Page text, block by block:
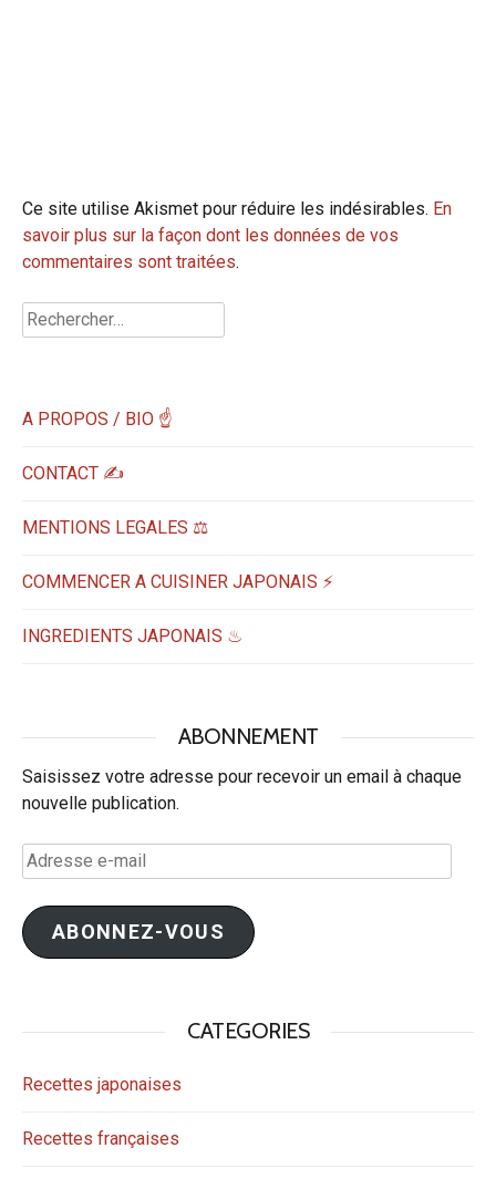
Ce site utilise Akismet pour réduire les indésirables. En
savoir plus sur la façon dont les données de vos
commentaires sont traitées.
Rechercher :
A PROPOS / BIO ☝
CONTACT ✍️
MENTIONS LEGALES ⚖️
COMMENCER A CUISINER JAPONAIS ⚡
INGREDIENTS JAPONAIS ♨
ABONNEMENT
Saisissez votre adresse pour recevoir un email à chaque
nouvelle publication.
Adresse
e-
mail
ABONNEZ-VOUS
CATEGORIES
Recettes japonaises
Recettes françaises